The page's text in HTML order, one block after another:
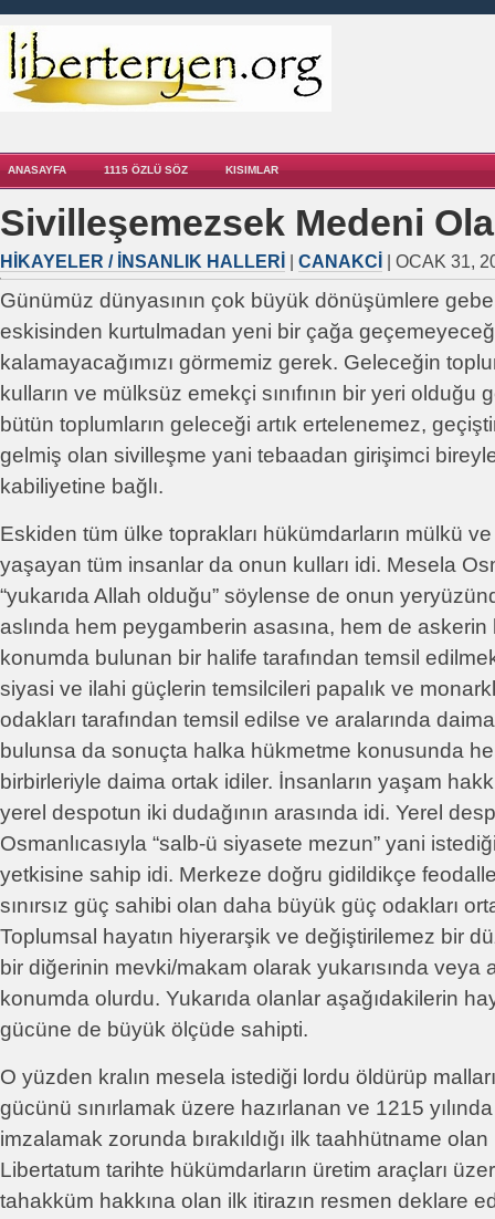
ANASAYFA 1115 ÖZLÜ SÖZ KISIMLAR
Sivilleşemezsek Medeni
HIKAYELER / İNSANLIK HALLERI CANAKCI | OCAK 31,
Günümüz dünyasının çok büyük dönüşümlere
eskisinden kurtulmadan yeni bir çağa
kalamayacağımızı görmemiz gerek. Geleceğin
kulların ve mülksüz emekçi sınıfının bir yeri olduğu
bütün toplumların geleceği artık ertelenemez,
gelmiş olan sivilleşme yani tebaadan girişimci
kabiliyetine bağlı.
Eskiden tüm ülke toprakları hükümdarların mülkü
yaşayan tüm insanlar da onun kulları idi. Mesela
“yukarıda Allah olduğu” söylense de onun
aslında hem peygamberin asasına, hem de askerin
konumda bulunan bir halife tarafından temsil
siyasi ve ilahi güçlerin temsilcileri papalık ve
odakları tarafından temsil edilse ve aralarında
bulunsa da sonuçta halka hükmetme konusunda
birbirleriyle daima ortak idiler. İnsanların yaşam
yerel despotun iki dudağının arasında idi. Yerel
Osmanlıcasıyla “salb-ü siyasete mezun” yani
yetkisine sahip idi. Merkeze doğru gidildikçe
sınırsız güç sahibi olan daha büyük güç odakları
Toplumsal hayatın hiyerarşik ve değiştirilemez bir
bir diğerinin mevki/makam olarak yukarısında veya
konumda olurdu. Yukarıda olanlar aşağıdakilerin
gücüne de büyük ölçüde sahipti.
O yüzden kralın mesela istediği lordu öldürüp
gücünü sınırlamak üzere hazırlanan ve 1215
imzalamak zorunda bırakıldığı ilk taahhütname
Libertatum tarihte hükümdarların üretim araçları
tahakküm hakkına olan ilk itirazın resmen deklare